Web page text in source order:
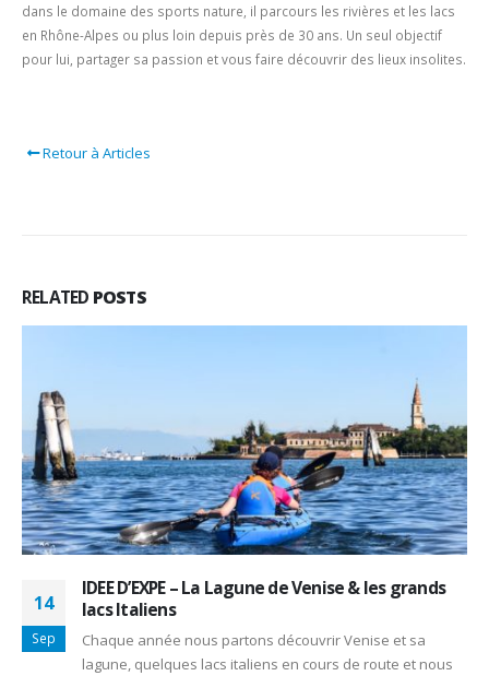
dans le domaine des sports nature, il parcours les rivières et les lacs
en Rhône-Alpes ou plus loin depuis près de 30 ans. Un seul objectif
pour lui, partager sa passion et vous faire découvrir des lieux insolites.
Retour à Articles
RELATED POSTS
09
Nov
9 au 11 novembre 2024 – Marathon International
des Gorges de l’Ardèche
Course phare, le Marathon regroupe des kayaks, des
canoës, des C9, ... pour descendre les gorges de l'Ardèche